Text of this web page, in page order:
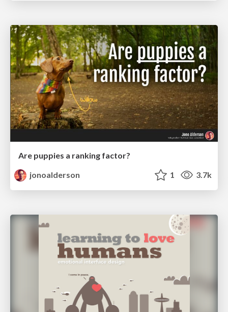
Are puppies a ranking factor?
jonoalderson
1 3.7k